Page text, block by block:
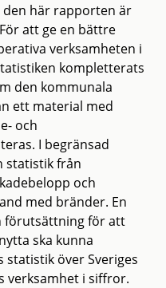
den här rapporten är
att ge en bättre
verksamheten i
kompletterats
den kommunala
ett material med
och
I begränsad
statistik från
och
med bränder. En
förutsättning för att
ska kunna
över Sveriges
verksamhet i siffror.